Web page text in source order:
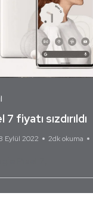
fiyatı sızdırıldı
Eylül 2022 2dk okuma